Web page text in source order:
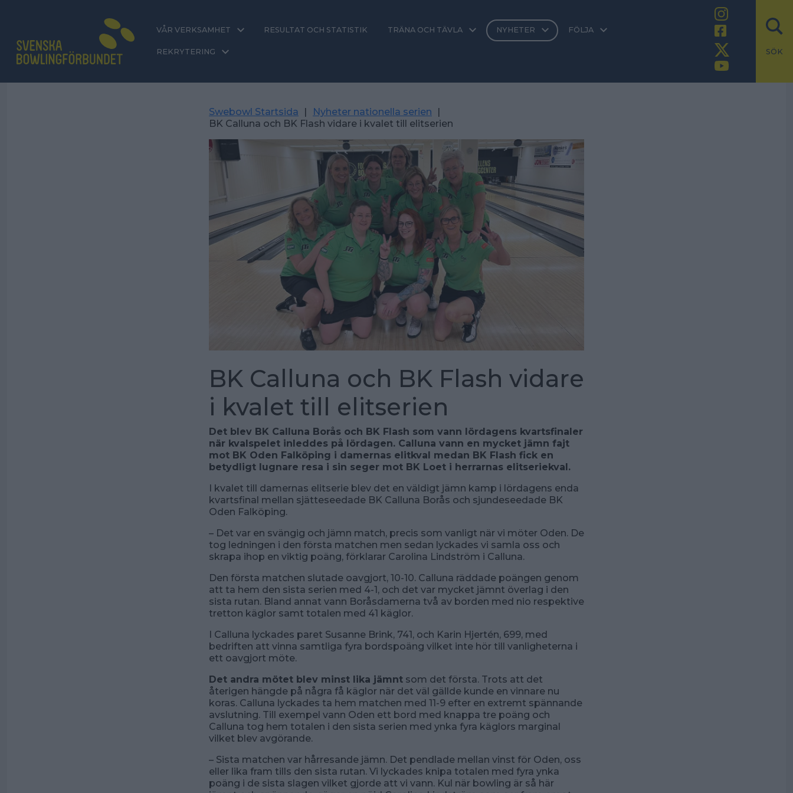
VÅR VERKSAMHET RESULTAT OCH STATISTIK TRÄNA OCH TÄVLA NYHETER FÖLJA
SÖK
REKRYTERING
Swebowl Startsida | Nyheter nationella serien
|
BK Calluna och BK Flash vidare i kvalet till elitserien
BK Calluna och BK Flash vidare
i kvalet till elitserien
Det blev BK Calluna Borås och BK Flash som vann lördagens kvartsfinaler
när kvalspelet inleddes på lördagen. Calluna vann en mycket jämn fajt
mot BK Oden Falköping i damernas elitkval medan BK Flash fick en
betydligt lugnare resa i sin seger mot BK Loet i herrarnas elitseriekval.
I kvalet till damernas elitserie blev det en väldigt jämn kamp i lördagens enda
kvartsfinal mellan sjätteseedade BK Calluna Borås och sjundeseedade BK
Oden Falköping.
– Det var en svängig och jämn match, precis som vanligt när vi möter Oden. De
tog ledningen i den första matchen men sedan lyckades vi samla oss och
skrapa ihop en viktig poäng, förklarar Carolina Lindström i Calluna.
Den första matchen slutade oavgjort, 10-10. Calluna räddade poängen genom
att ta hem den sista serien med 4-1, och det var mycket jämnt överlag i den
sista rutan. Bland annat vann Boråsdamerna två av borden med nio respektive
tretton käglor samt totalen med 41 käglor.
I Calluna lyckades paret Susanne Brink, 741, och Karin Hjertén, 699, med
bedriften att vinna samtliga fyra bordspoäng vilket inte hör till vanligheterna i
ett oavgjort möte.
Det andra mötet blev minst lika jämnt som det första. Trots att det
återigen hängde på några få käglor när det väl gällde kunde en vinnare nu
koras. Calluna lyckades ta hem matchen med 11-9 efter en extremt spännande
avslutning. Till exempel vann Oden ett bord med knappa tre poäng och
Calluna tog hem totalen i den sista serien med ynka fyra käglors marginal
vilket blev avgörande.
– Sista matchen var hårresande jämn. Det pendlade mellan vinst för Oden, oss
eller lika fram tills den sista rutan. Vi lyckades knipa totalen med fyra ynka
poäng i de sista slagen vilket gjorde att vi vann. Kul när bowling är så här